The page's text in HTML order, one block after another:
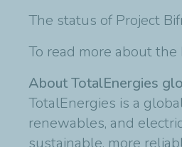
The status of Project
To read more about
About TotalEnergies
TotalEnergies is a
renewables, and